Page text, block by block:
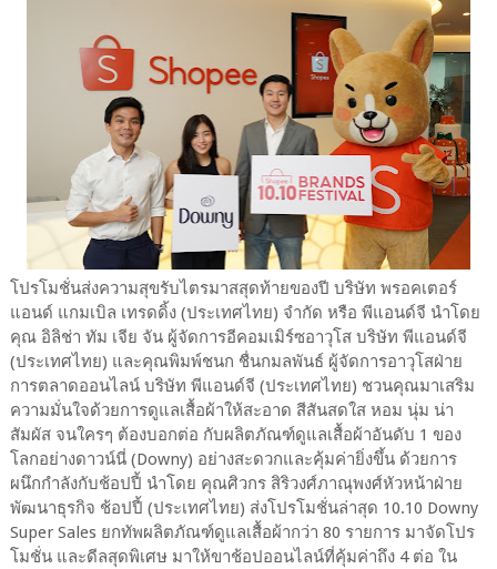
โปรโมชั่นส่งความสุขรับไตรมาสสุดท้ายของปี บริษัท พรอคเตอร์
แอนด์ แกมเบิล เทรดดิ้ง (ประเทศไทย) จำกัด หรือ พีแอนด์จี นำโดย
คุณ อิลิช่า ทัม เจีย จัน ผู้จัดการอีคอมเมิร์ซอาวุโส บริษัท พีแอนด์จี
(ประเทศไทย) และคุณพิมพ์ชนก ชื่นกมลพันธ์ ผู้จัดการอาวุโสฝ่าย
การตลาดออนไลน์ บริษัท พีแอนด์จี (ประเทศไทย) ชวนคุณมาเสริม
ความมั่นใจด้วยการดูแลเสื้อผ้าให้สะอาด สีสันสดใส หอม นุ่ม น่า
สัมผัส จนใครๆ ต้องบอกต่อ กับผลิตภัณฑ์ดูแลเสื้อผ้าอันดับ 1 ของ
โลกอย่างดาวน์นี่ (Downy) อย่างสะดวกและคุ้มค่ายิ่งขึ้น ด้วยการ
ผนึกกำลังกับช้อปปี้ นำโดย คุณศิวกร สิริวงศ์ภาณุพงศ์หัวหน้าฝ่าย
พัฒนาธุรกิจ ช้อปปี้ (ประเทศไทย) ส่งโปรโมชั่นล่าสุด 10.10 Downy
Super Sales ยกทัพผลิตภัณฑ์ดูแลเสื้อผ้ากว่า 80 รายการ มาจัดโปร
โมชั่น และดีลสุดพิเศษ มาให้ขาช้อปออนไลน์ที่คุ้มค่าถึง 4 ต่อ ใน